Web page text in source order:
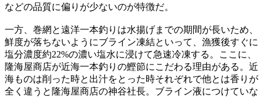
などの品質に偏りが少ないのが特徴だ。
一方、巻網と遠洋一本釣りは水揚げまでの期間が長いため、
鮮度が落ちないようにブライン凍結といって、漁獲後すぐに
塩分濃度約22%の濃い塩水に浸けて急速冷凍する。ここに、
隆海屋商店が近海一本釣りの鰹節にこだわる理由がある。近
海ものは削った時と出汁をとった時それぞれで他とは香りが
全く違うと隆海屋商店の神谷社長。ブライン液につけていな